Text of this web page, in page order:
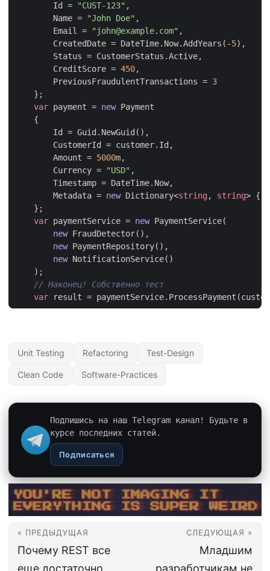
Id
= "CUST-123" ,
Name = "John Doe" ,
Email = "john@example.com" ,
CreatedDate = DateTime. Now.AddYears (-5),
Status = CustomerStatus .Active,
CreditScore = 450,
PreviousFraudulentTransactions = 3
};
var payment = new Payment
{
Id
= Guid . NewGuid (),
CustomerId
= customer. Id ,
Amount = 5000m,
Currency = "USD" ,
Timestamp = DateTime. Now,
Metadata = new Dictionary<string, string> {
};
var paymentService = new PaymentService(
new FraudDetector(),
new PaymentRepository(),
new NotificationService()
);
// Наконец! Собственно тест
var
result = paymentService. ProcessPayment (
Unit Testing Refactoring Test-Design
Clean Code Software-Practices
Подпишись на наш Telegram канал! Будьте в
курсе последних статей.
Подписаться
« ПРЕДЫДУЩАЯ
Почему REST все
СЛЕДУЮЩАЯ »
Младшим